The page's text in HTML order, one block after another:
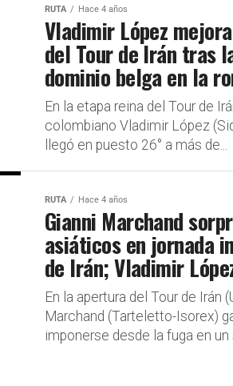
RUTA Hace 4 años
Vladimir López
del Tour de Irán tras
dominio belga en la
En la etapa reina del Tour de
colombiano Vladimir López
llegó en puesto 26° a más de...
RUTA Hace 4 años
Gianni Marchand
asiáticos en jornada
de Irán; Vladimir
En la apertura del Tour de Irán
Marchand (Tarteletto-Isorex)
imponerse desde la fuga en un